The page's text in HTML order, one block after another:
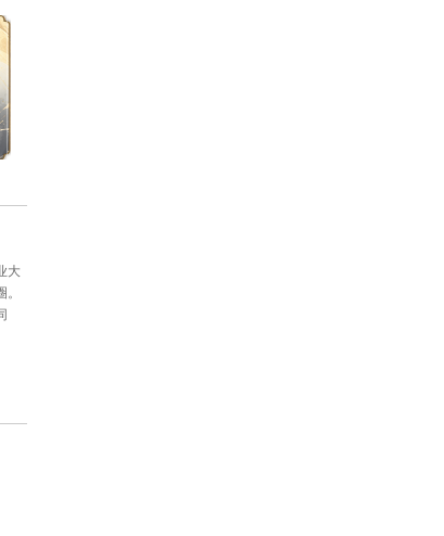
。选择其中一项短语进行修
得5次）。
欺方为立世之本。菩萨放说